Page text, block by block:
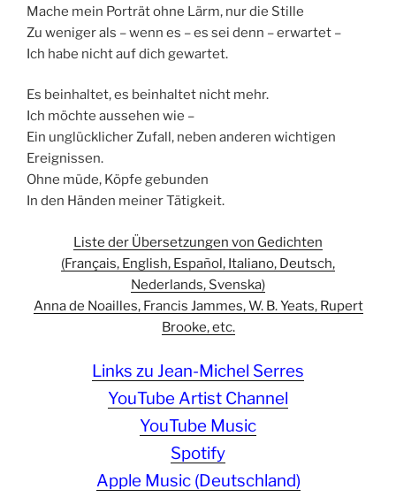
Mache mein Porträt ohne Lärm, nur die Stille
Zu weniger als – wenn es – es sei denn – erwartet –
Ich habe nicht auf dich gewartet.
Es beinhaltet, es beinhaltet nicht mehr.
Ich möchte aussehen wie –
Ein unglücklicher Zufall, neben anderen wichtigen
Ereignissen.
Ohne müde, Köpfe gebunden
In den Händen meiner Tätigkeit.
Liste der Übersetzungen von Gedichten
(Français, English, Español, Italiano, Deutsch,
Nederlands, Svenska)
Anna de Noailles, Francis Jammes, W. B. Yeats, Rupert
Brooke, etc.
Links zu Jean-Michel Serres
YouTube Artist Channel
YouTube Music
Spotify
Apple Music (Deutschland)